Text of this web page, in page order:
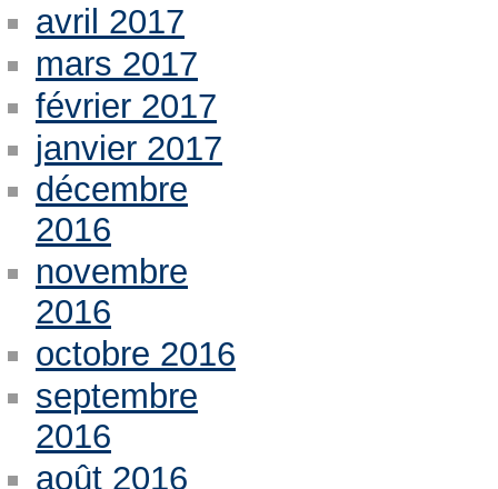
avril 2017
mars 2017
février 2017
janvier 2017
décembre
2016
novembre
2016
octobre 2016
septembre
2016
août 2016